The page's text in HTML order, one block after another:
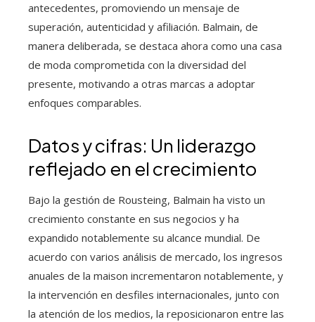
antecedentes, promoviendo un mensaje de
superación, autenticidad y afiliación. Balmain, de
manera deliberada, se destaca ahora como una casa
de moda comprometida con la diversidad del
presente, motivando a otras marcas a adoptar
enfoques comparables.
Datos y cifras: Un liderazgo
reflejado en el crecimiento
Bajo la gestión de Rousteing, Balmain ha visto un
crecimiento constante en sus negocios y ha
expandido notablemente su alcance mundial. De
acuerdo con varios análisis de mercado, los ingresos
anuales de la maison incrementaron notablemente, y
la intervención en desfiles internacionales, junto con
la atención de los medios, la reposicionaron entre las